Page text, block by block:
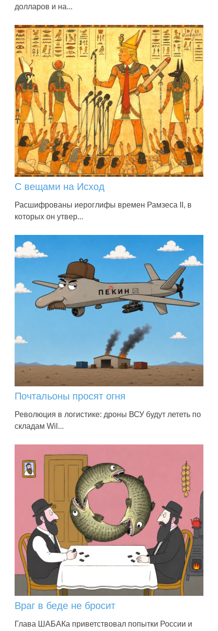
долларов и на...
С вещами на Исход
Расшифрованы иероглифы времен Рамзеса II, в
которых он утвер...
Почтальоны просят огня
Революция в логистике: дроны ВСУ будут лететь по
складам Wil...
Враг в беде не бросит
Глава ШАБАКа приветствовал попытки России и